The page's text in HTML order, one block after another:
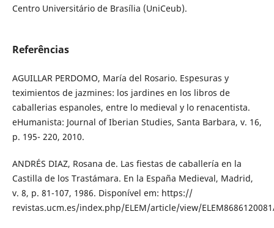
Centro Universitário de Brasília (UniCeub).
Referências
AGUILLAR PERDOMO, María del Rosario. Espesuras y
teximientos de jazmines: los jardines en los libros de
caballerias espanoles, entre lo medieval y lo renacentista.
eHumanista: Journal of Iberian Studies, Santa Barbara, v. 16,
p. 195- 220, 2010.
ANDRÉS DIAZ, Rosana de. Las fiestas de caballería en la
Castilla de los Trastámara. En la España Medieval, Madrid,
v. 8, p. 81-107, 1986. Disponível em: https://
revistas.ucm.es/index.php/ELEM/article/view/